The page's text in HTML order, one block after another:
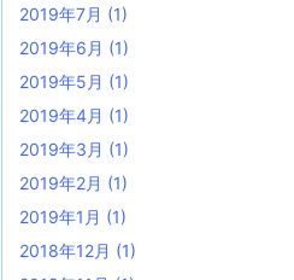
2019年7月 (1)
2019年6月 (1)
2019年5月 (1)
2019年4月 (1)
2019年3月 (1)
2019年2月 (1)
2019年1月 (1)
2018年12月 (1)